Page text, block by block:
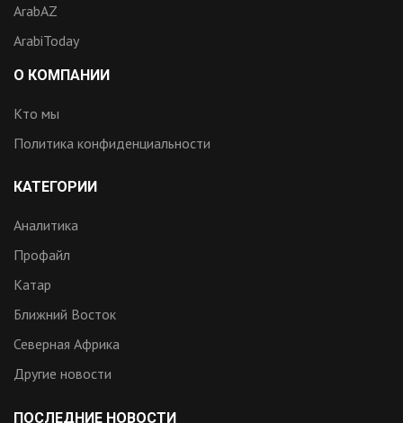
ArabAZ
ArabiToday
О КОМПАНИИ
Кто мы
Политика конфиденциальности
КАТЕГОРИИ
Аналитика
Профайл
Катар
Ближний Восток
Северная Африка
Другие новости
ПОСЛЕДНИЕ НОВОСТИ